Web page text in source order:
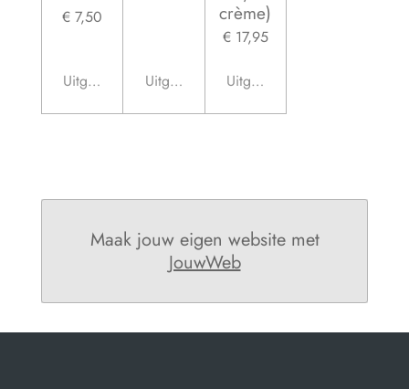
€ 7,50
UitgeschakeldUitgeschakeld
crème)
€ 17,95
Uitgeschakeld
Maak jouw eigen website met
JouwWeb